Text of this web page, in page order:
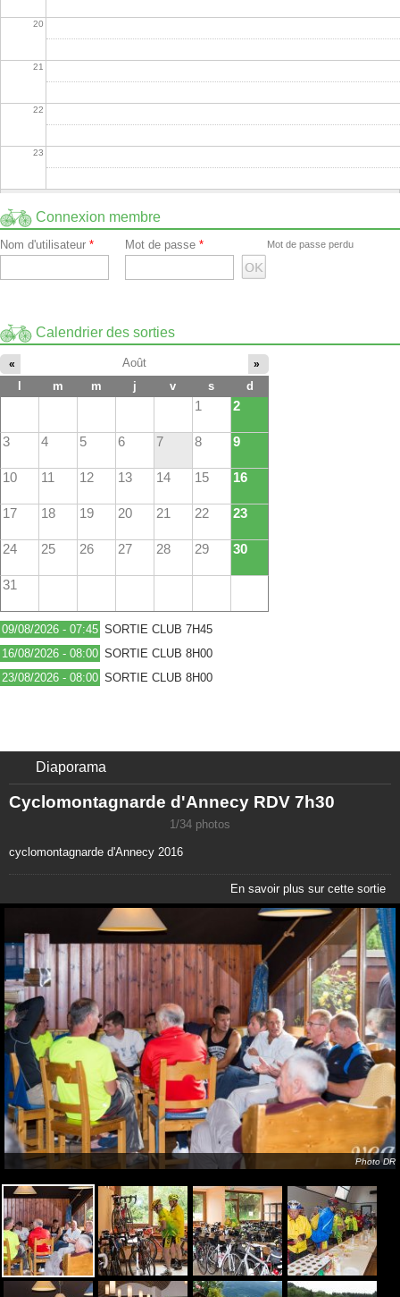
20
21
22
23
Connexion membre
Nom d'utilisateur * Mot de passe * Mot de passe perdu
Calendrier des sorties
Août
« »
m m j v s d
1 2
3 4 5 6 7 8 9
10 11 12 13 14 15 16
17 18 19 20 21 22 23
24 25 26 27 28 29 30
31
09/08/2026 - 07:45 SORTIE CLUB 7H45
16/08/2026 - 08:00 SORTIE CLUB 8H00
23/08/2026 - 08:00 SORTIE CLUB 8H00
Diaporama
Cyclomontagnarde d'Annecy RDV 7h30
1/34 photos
cyclomontagnarde d'Annecy 2016
En savoir plus sur cette sortie
Photo DR